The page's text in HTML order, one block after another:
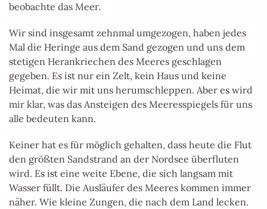
beobachte das Meer.
Wir sind insgesamt zehnmal umgezogen, haben jedes
Mal die Heringe aus dem Sand gezogen und uns dem
stetigen Herankriechen des Meeres geschlagen
gegeben. Es ist nur ein Zelt, kein Haus und keine
Heimat, die wir mit uns herumschleppen. Aber es wird
mir klar, was das Ansteigen des Meeresspiegels für uns
alle bedeuten kann.
Keiner hat es für möglich gehalten, dass heute die Flut
den größten Sandstrand an der Nordsee überfluten
wird. Es ist eine weite Ebene, die sich langsam mit
Wasser füllt. Die Ausläufer des Meeres kommen immer
näher. Wie kleine Zungen, die nach dem Land lecken.